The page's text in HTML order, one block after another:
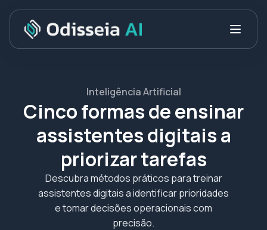
Inteligência Artificial
Cinco formas de ensinar
assistentes digitais a
priorizar tarefas
Descubra métodos práticos para treinar
assistentes digitais a identificar prioridades
e tomar decisões operacionais com
precisão.